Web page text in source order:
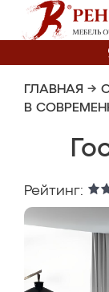
ГЛАВНАЯ →
В
Рейтинг: